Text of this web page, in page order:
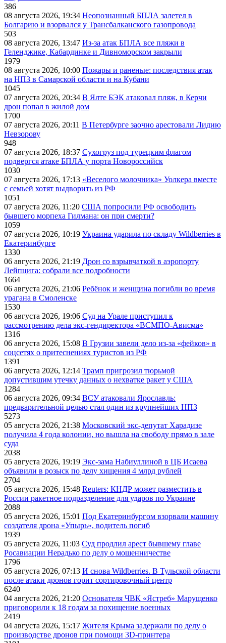
386
08 августа 2026, 19:34 Неопознанный БПЛА залетел в
Болгарию и взорвался у Трансбалканского газопровода
503
08 августа 2026, 13:47 Из-за атак БПЛА все пляжи в
Геленджике, Кабардинке и Дивноморском закрыли
1979
08 августа 2026, 10:00 Пожары и раненые: последствия атак
на НПЗ в Самарской области и на Кубани
1045
07 августа 2026, 20:34 В Ялте БЭК атаковал пляж, в Керчи
дрон попал в жилой дом
1700
07 августа 2026, 20:11 В Петербурге заочно арестовали Лидию
Невзорову
948
07 августа 2026, 18:37 Сухогруз под турецким флагом
подвергся атаке БПЛА у порта Новороссийск
1030
07 августа 2026, 17:13 «Веселого молочника» Уолкера вместе
с семьей хотят выдворить из РФ
1051
07 августа 2026, 11:20 США попросили РФ освободить
бывшего морпеха Гилмана: он при смерти?
1059
07 августа 2026, 10:19 Украина ударила по складу Wildberries в
Екатеринбурге
1330
06 августа 2026, 21:19 Дрон со взрывчаткой в аэропорту
Лейпцига: собрали все подробности
1664
06 августа 2026, 21:06 Ребёнок и женщина погибли во время
урагана в Смоленске
1530
06 августа 2026, 19:06 Суд на Урале приступил к
рассмотрению дела экс-гендиректора «ВСМПО-Ависма»
1316
06 августа 2026, 15:08 В Грузии завели дело из-за «фейков» в
соцсетях о притеснениях туристов из РФ
1391
06 августа 2026, 12:14 Трамп пригрозил тюрьмой
допустившим утечку данных о нехватке ракет у США
1284
06 августа 2026, 09:34 ВСУ атаковали Ярославль:
предварительной целью стал один из крупнейших НПЗ
5273
05 августа 2026, 21:38 Московский экс-депутат Харадизе
получила 4 года колонии, но вышла на свободу прямо в зале
суда
2038
05 августа 2026, 19:19 Экс-зама Набиуллиной в ЦБ Исаева
объявили в розыск по делу хищения 4 млрд рублей
2704
05 августа 2026, 15:48 Reuters: КНДР может разместить в
России ракетное подразделение для ударов по Украине
2088
05 августа 2026, 15:01 Под Екатеринбургом взорвали машину
создателя дрона «Упырь», водитель погиб
1939
05 августа 2026, 11:03 Суд продлил арест бывшему главе
Росавиации Нерадько по делу о мошенничестве
1796
05 августа 2026, 07:13 И снова Wildberries. В Тульской области
после атаки дронов горит сортировочный центр
6240
04 августа 2026, 21:20 Основателя ЧВК «Ястреб» Марущенко
приговорили к 18 годам за похищение военных
2419
04 августа 2026, 15:17 Жителя Крыма задержали по делу о
производстве дронов при помощи 3D‑принтера